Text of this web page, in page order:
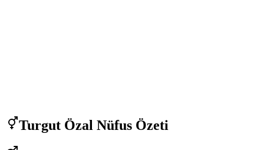
Turgut Özal Nüfus Özeti